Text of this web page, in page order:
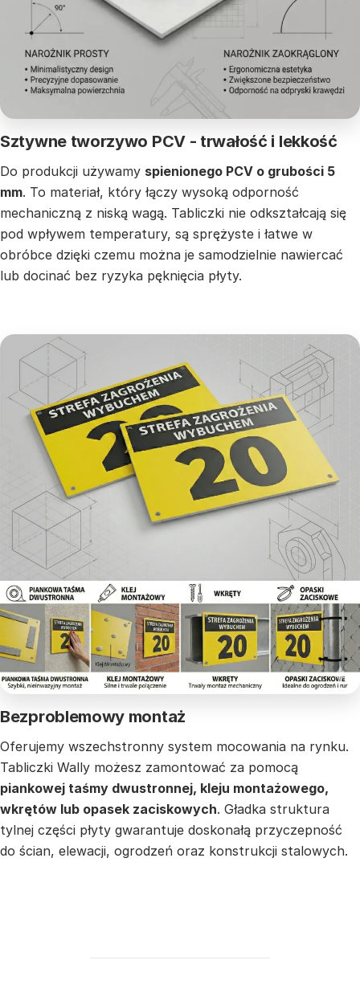
Sztywne tworzywo PCV - trwałość i lekkość
Do produkcji używamy spienionego PCV o grubości 5
mm. To materiał, który łączy wysoką odporność
mechaniczną z niską wagą. Tabliczki nie odkształcają się
pod wpływem temperatury, są sprężyste i łatwe w
obróbce dzięki czemu można je samodzielnie nawiercać
lub docinać bez ryzyka pęknięcia płyty.
Bezproblemowy montaż
Oferujemy wszechstronny system mocowania na rynku.
Tabliczki Wally możesz zamontować za pomocą
piankowej taśmy dwustronnej, kleju montażowego,
wkrętów lub opasek zaciskowych. Gładka struktura
tylnej części płyty gwarantuje doskonałą przyczepność
do ścian, elewacji, ogrodzeń oraz konstrukcji stalowych.